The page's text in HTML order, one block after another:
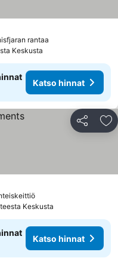
rantaa
Keskusta
Katso hinnat
Jaa
Katso hinnat
Keskusta
Katso hinnat